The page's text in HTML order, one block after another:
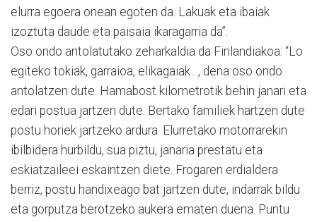
elurra egoera onean egoten da. Lakuak eta ibaiak
izoztuta daude eta paisaia ikaragarria da”.
Oso ondo antolatutako zeharkaldia da Finlandiakoa: “Lo
egiteko tokiak, garraioa, elikagaiak…, dena oso ondo
antolatzen dute. Hamabost kilometrotik behin janari eta
edari postua jartzen dute. Bertako familiek hartzen dute
postu horiek jartzeko ardura. Elurretako motorrarekin
ibilbidera hurbildu, sua piztu, janaria prestatu eta
eskiatzaileei eskaintzen diete. Frogaren erdialdera
berriz, postu handixeago bat jartzen dute, indarrak bildu
eta gorputza berotzeko aukera ematen duena. Puntu